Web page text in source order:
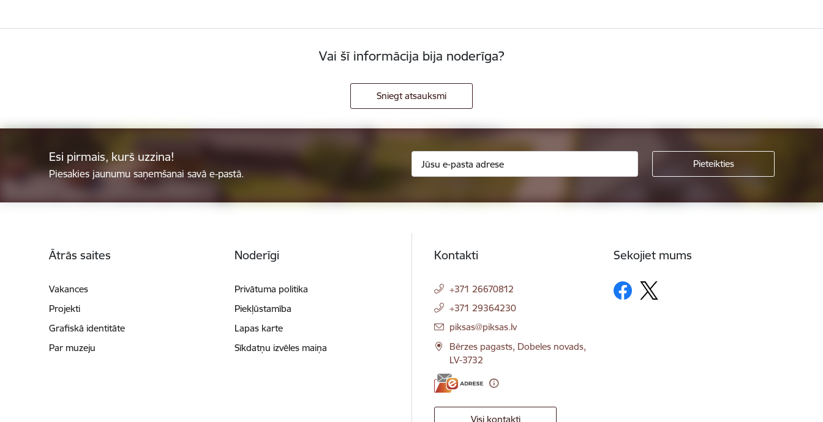
Vai šī informācija bija noderīga?
Sniegt atsauksmi
Esi pirmais, kurš uzzina!
Piesakies jaunumu saņemšanai savā e-pastā.
Ātrās saites
Vakances
Projekti
Grafiskā identitāte
Par muzeju
Noderīgi
Privātuma politika
Piekļūstamība
Lapas karte
Sīkdatņu izvēles maiņa
Kontakti
+371 26670812
+371 29364230
E-pasts:
piksas@piksas.lv
Bērzes pagasts, Dobeles novads,
LV-3732
Visi kontakti
Sekojiet mums